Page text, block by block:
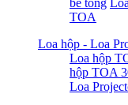
TOA
Loa hộp - Loa
Loa hộp
hộp TOA
Loa